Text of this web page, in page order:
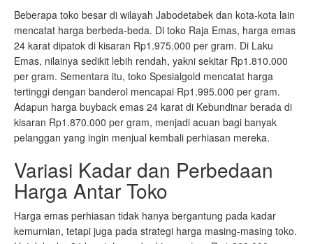
Beberapa toko besar di wilayah Jabodetabek dan kota-kota lain
mencatat harga berbeda-beda. Di toko Raja Emas, harga emas
24 karat dipatok di kisaran Rp1.975.000 per gram. Di Laku
Emas, nilainya sedikit lebih rendah, yakni sekitar Rp1.810.000
per gram. Sementara itu, toko Spesialgold mencatat harga
tertinggi dengan banderol mencapai Rp1.995.000 per gram.
Adapun harga buyback emas 24 karat di Kebundinar berada di
kisaran Rp1.870.000 per gram, menjadi acuan bagi banyak
pelanggan yang ingin menjual kembali perhiasan mereka.
Variasi Kadar dan Perbedaan
Harga Antar Toko
Harga emas perhiasan tidak hanya bergantung pada kadar
kemurnian, tetapi juga pada strategi harga masing-masing toko.